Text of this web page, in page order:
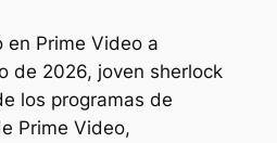
en Prime Video a
de 2026, joven sherlock
los programas de
Prime Video,